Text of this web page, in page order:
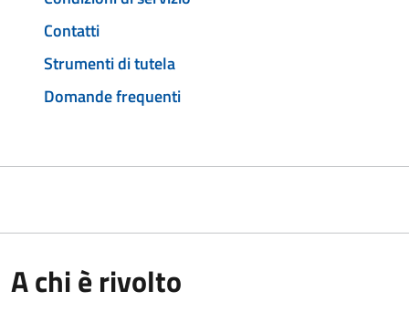
Contatti
Strumenti di tutela
Domande frequenti
A chi è rivolto